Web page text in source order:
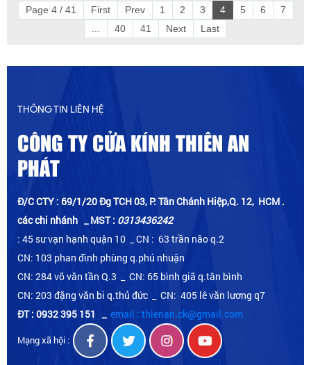
Page 4 / 41
First Prev 1 2 3 4 5 6
7
40 41 Next Last
THÔNG TIN LIÊN HỆ
CÔNG TY CỬA KÍNH THIÊN AN
PHÁT
Đ/C CTY : 69/1/20 Đg TCH 03, P. Tân Chánh Hiệp,Q. 12, HCM .
các chi nhánh _ MST : 0313436242
: 45 sư vạn hạnh quận 10 _ CN : 63 trần não q.2
CN: 103 phan đình phùng q.phú nhuận
CN: 284 võ văn tần Q.3 _ CN: 65 bình giã q.tân bình
CN: 203 đặng văn bi q.thủ đức _ CN: 405 lê văn lương q7
ĐT : 0932 395 151 _ email : thienan.ck@gmail.com
Mạng xã hội :